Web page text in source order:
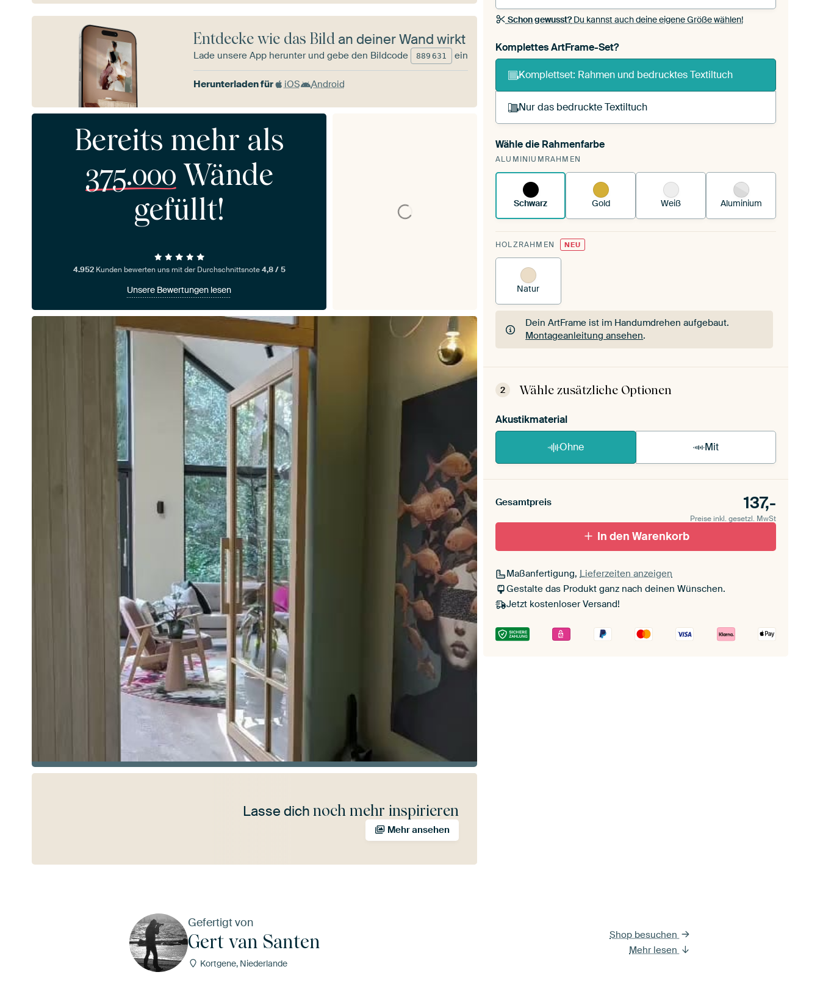
Schon gewusst?Du kannst auch deine eigene Größe wählen!
Komplettes ArtFrame-Set?
Komplettset: Rahmen und bedrucktes Textiltuch
Nur das bedruckte Textiltuch
Du spannst einen wechselbaren Textiltuch in deinen
vorhandenen ArtFrame™.
Wähle die Rahmenfarbe
ALUMINIUMRAHMEN
Schwarz Gold Weiß Aluminium
HOLZRAHMEN NEU
Natur
Dein ArtFrame ist im Handumdrehen aufgebaut.
Montageanleitung ansehen.
Dein ArtFrame ist im Handumdrehen aufgebaut.
2 Wähle zusätzliche Optionen
Akustikmaterial
Ohne Mit
Gesamtpreis 137,-
Preise inkl. gesetzl. MwSt
In den Warenkorb
Maßanfertigung, Lieferzeiten anzeigen
Gestalte das Produkt ganz nach deinen Wünschen.
Jetzt kostenloser Versand!
Entdecke wie das Bildan deiner Wand wirkt
Lade unsere App herunter und gebe den Bildcode 889 631 ein
Herunterladen für iOS Android
Bereits mehr als
375.000 Wände
gefüllt!
4.952Kunden bewerten uns mit der Durchschnittsnote4,8 / 5
Unsere Bewertungen lesen
Lasse dich noch mehr inspirieren
Mehr ansehen
Gefertigt von
Gert van Santen
Kortgene, Niederlande
Shop besuchen
Mehr lesen